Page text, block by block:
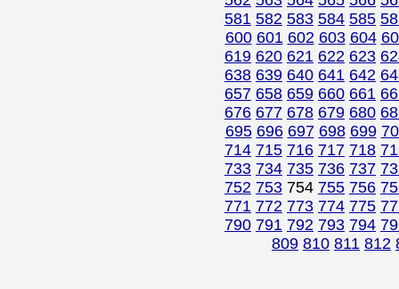
581 582 583 584 585
600 601 602 603 604
619 620 621 622 623
638 639 640 641 642
657 658 659 660 661
676 677 678 679 680
695 696 697 698 699
714 715 716 717 718
733 734 735 736 737
752 753 754 755 756
771 772 773 774 775
790 791 792 793 794
809 810 811 812